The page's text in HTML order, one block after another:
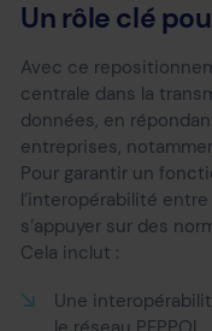
Un rôle clé
Avec ce
centrale dans la
données, en
entreprises,
Pour garantir un
l’interopérabilité
s’appuyer sur des
Cela inclut :
Une